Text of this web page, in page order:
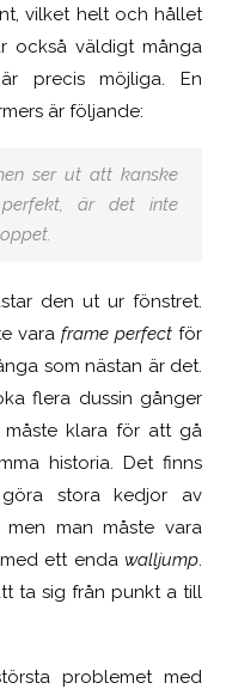
vilket helt och hållet
också väldigt många
precis möjliga. En
är följande:
ser ut att kanske
är det inte
den ut ur fönstret.
varaframe perfect för
som nästan är det.
flera dussin gånger
klara för att gå
historia. Det finns
stora kedjor av
man måste vara
ett enda walljump.
ta sig från punkt a till
problemet med